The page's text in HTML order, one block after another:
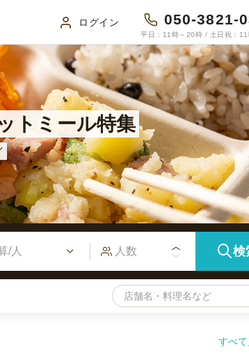
ログイン 050-3821-
平日：11時～20時 / 土日祝：
グ・オードブル特集
ンク特集
トミール特集
ィー特集
検
すべ